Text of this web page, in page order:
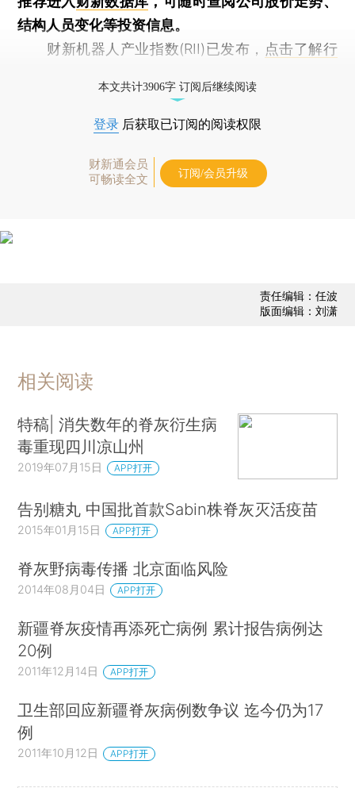
结构人员变化等投资信息。
财新机器人产业指数(RII)已发布， 点击了解行
本文共计3906字 订阅后继续阅读
登录 后获取已订阅的阅读权限
财新通会员
可畅读全文
订阅/会员升级
责任编辑：任波
版面编辑：刘潇
相关阅读
特稿| 消失数年的脊灰衍生病
毒重现四川凉山州
2019年07月15日 APP打开
告别糖丸 中国批首款Sabin株脊灰灭活疫苗
2015年01月15日 APP打开
脊灰野病毒传播 北京面临风险
2014年08月04日 APP打开
新疆脊灰疫情再添死亡病例 累计报告病例达
20例
2011年12月14日 APP打开
卫生部回应新疆脊灰病例数争议 迄今仍为17
例
2011年10月12日 APP打开